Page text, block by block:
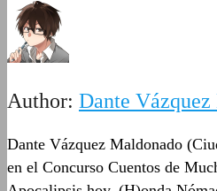
Author: Dante
Dante Vázquez Maldonado
en el Concurso Cuentos de